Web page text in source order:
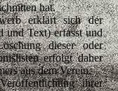
hat.
erklärt sich der
und Text) erfasst und
dieser oder
erfolgt daher
aus dem Verein.
ihrer